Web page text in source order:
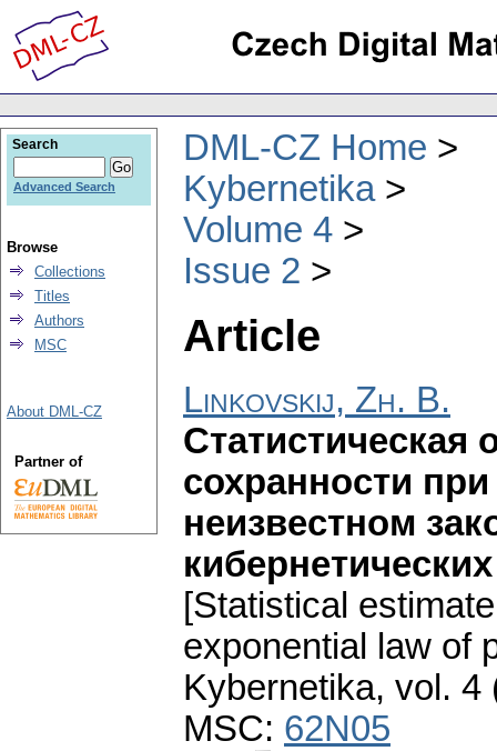
DML-CZ Home
Kybernetika
Volume 4
Issue 2
Article
Linkovskij, Zh. B.
Статистическая
сохранности
неизвестном
[Statistical
exponential law of
Kybernetika, vol. 4
MSC: 62N05
Search
Advanced Search
Browse
Collections
Titles
Authors
MSC
About DML-CZ
Partner of